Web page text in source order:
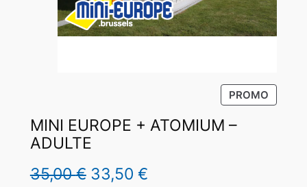
PROMO
R
MINI EUROPE + ATOMIUM –
ADULTE
35,00€ L
33,50 €L